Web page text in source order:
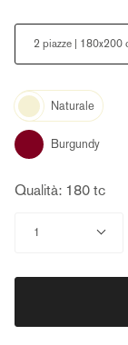
Size
2 piazze | 180x200
Color
Naturale
Burgundy
Qualità: 180 tc
1